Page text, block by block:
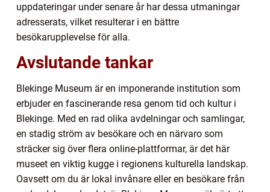
uppdateringar under senare år har dessa utmaningar
adresserats, vilket resulterar i en bättre
besökarupplevelse för alla.
Avslutande tankar
Blekinge Museum är en imponerande institution som
erbjuder en fascinerande resa genom tid och kultur i
Blekinge. Med en rad olika avdelningar och samlingar,
en stadig ström av besökare och en närvaro som
sträcker sig över flera online-plattformar, är det här
museet en viktig kugge i regionens kulturella landskap.
Oavsett om du är lokal invånare eller en besökare från